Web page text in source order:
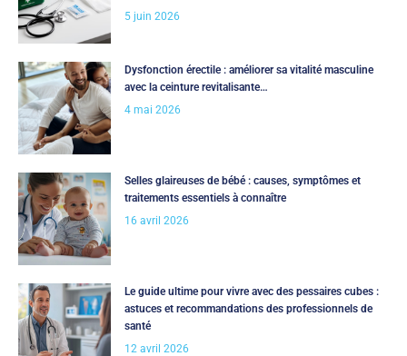
5 juin 2026
Dysfonction érectile : améliorer sa vitalité masculine
avec la ceinture revitalisante…
4 mai 2026
Selles glaireuses de bébé : causes, symptômes et
traitements essentiels à connaître
16 avril 2026
Le guide ultime pour vivre avec des pessaires cubes :
astuces et recommandations des professionnels de
santé
12 avril 2026